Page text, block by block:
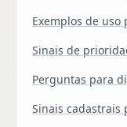
Exemplos de uso
Sinais de
Perguntas para
Sinais cadastrais